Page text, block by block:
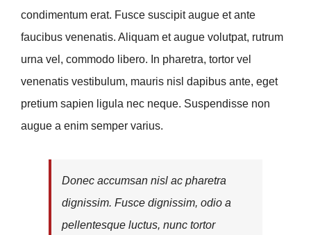
condimentum erat. Fusce suscipit augue et ante
faucibus venenatis. Aliquam et augue volutpat, rutrum
urna vel, commodo libero. In pharetra, tortor vel
venenatis vestibulum, mauris nisl dapibus ante, eget
pretium sapien ligula nec neque. Suspendisse non
augue a enim semper varius.
Donec accumsan nisl ac pharetra
dignissim. Fusce dignissim, odio a
pellentesque luctus, nunc tortor